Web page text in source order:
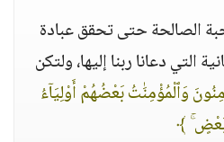
الصالحة حتى تحقق عبادة
التي دعانا ربنا إليها، ولتكن
وَٱلْمُؤْمِنَٰتُ بَعْضُهُمْ أَوْلِيَآءُ
﴾